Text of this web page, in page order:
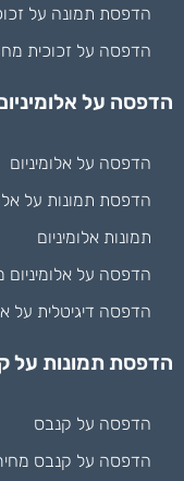
הדפסת תמונה על
הדפסה על זכוכית
הדפסה על
הדפסה על אלומיניום
הדפסת תמונות על
תמונות אלומיניום
הדפסה על אלומיניום
הדפסה דיגיטלית על
הדפסת תמונות על
הדפסה על קנבס
הדפסה על קנבס